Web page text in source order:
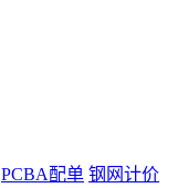
PCBA配单 钢网计价